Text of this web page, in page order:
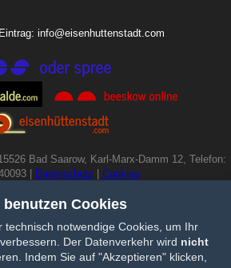
benutzen Cookies
technisch notwendige Cookies, um Ihr
Der Datenverkehr wird nicht
Indem Sie auf "Akzeptieren" klicken,
info@eisenhuttenstadt.com
Bad Saarow, Karl-Marx-Damm 12, Telefon:
|
Datenschutz Cookies